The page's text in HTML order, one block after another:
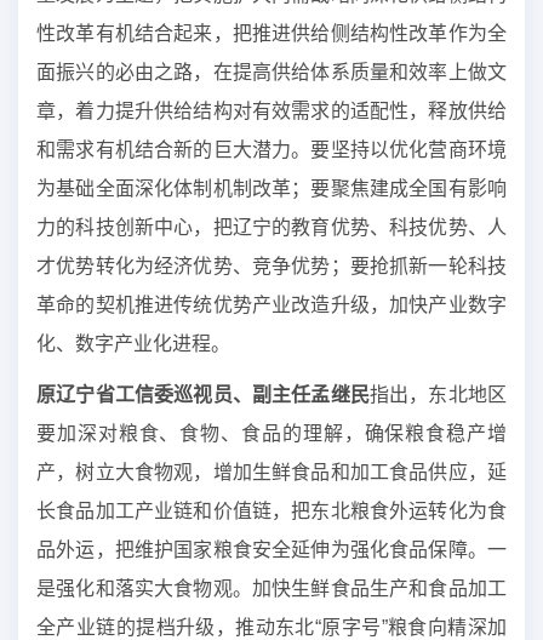
性改革有机结合起来，把推进供给侧结构性改革作为全
面振兴的必由之路，在提高供给体系质量和效率上做文
章，着力提升供给结构对有效需求的适配性，释放供给
和需求有机结合新的巨大潜力。要坚持以优化营商环境
为基础全面深化体制机制改革；要聚焦建成全国有影响
力的科技创新中心，把辽宁的教育优势、科技优势、人
才优势转化为经济优势、竞争优势；要抢抓新一轮科技
革命的契机推进传统优势产业改造升级，加快产业数字
化、数字产业化进程。
原辽宁省工信委巡视员、副主任孟继民指出，东北地区
要加深对粮食、食物、食品的理解，确保粮食稳产增
产，树立大食物观，增加生鲜食品和加工食品供应，延
长食品加工产业链和价值链，把东北粮食外运转化为食
品外运，把维护国家粮食安全延伸为强化食品保障。一
是强化和落实大食物观。加快生鲜食品生产和食品加工
全产业链的提档升级，推动东北“原字号”粮食向精深加